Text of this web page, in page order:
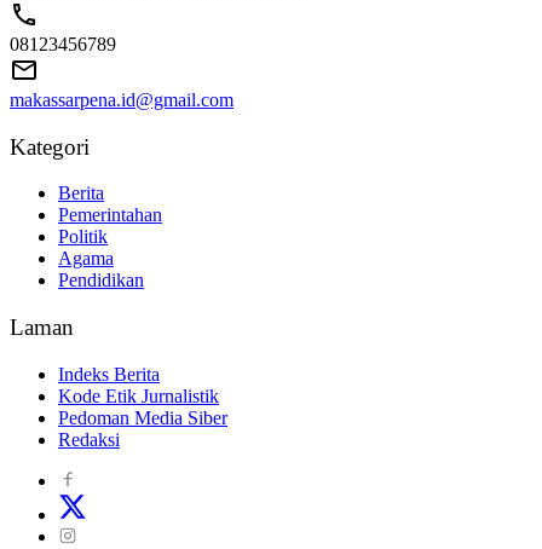
08123456789
makassarpena.id@gmail.com
Kategori
Berita
Pemerintahan
Politik
Agama
Pendidikan
Laman
Indeks Berita
Kode Etik Jurnalistik
Pedoman Media Siber
Redaksi